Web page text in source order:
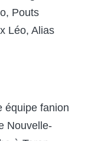
Pouts
Léo, Alias
équipe fanion
Nouvelle-